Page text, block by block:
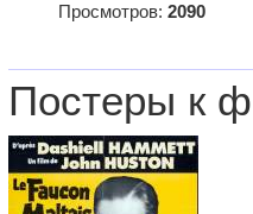
Просмотров: 2090
Постеры к